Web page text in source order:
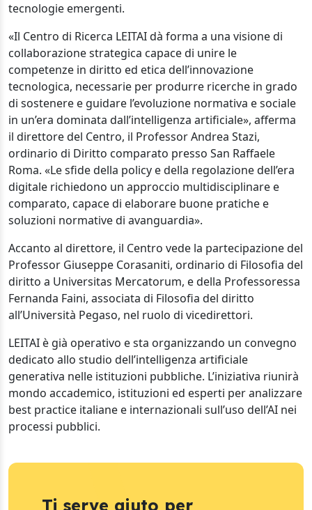
tecnologie emergenti.
«Il Centro di Ricerca LEITAI dà forma a una visione di
collaborazione strategica capace di unire le
competenze in diritto ed etica dell’innovazione
tecnologica, necessarie per produrre ricerche in grado
di sostenere e guidare l’evoluzione normativa e sociale
in un’era dominata dall’intelligenza artificiale», afferma
il direttore del Centro, il Professor Andrea Stazi,
ordinario di Diritto comparato presso San Raffaele
Roma. «Le sfide della policy e della regolazione dell’era
digitale richiedono un approccio multidisciplinare e
comparato, capace di elaborare buone pratiche e
soluzioni normative di avanguardia».
Accanto al direttore, il Centro vede la partecipazione del
Professor Giuseppe Corasaniti, ordinario di Filosofia del
diritto a Universitas Mercatorum, e della Professoressa
Fernanda Faini, associata di Filosofia del diritto
all’Università Pegaso, nel ruolo di vicedirettori.
LEITAI è già operativo e sta organizzando un convegno
dedicato allo studio dell’intelligenza artificiale
generativa nelle istituzioni pubbliche. L’iniziativa riunirà
mondo accademico, istituzioni ed esperti per analizzare
best practice italiane e internazionali sull’uso dell’AI nei
processi pubblici.
Ti serve aiuto per